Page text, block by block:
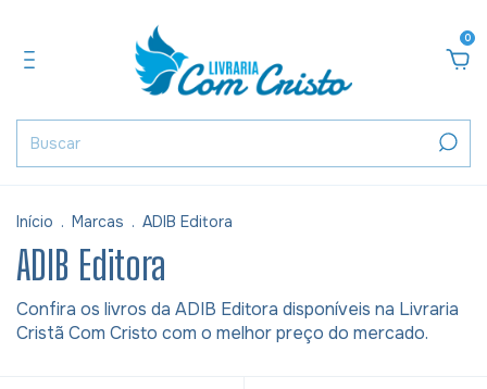
0
Início . Marcas . ADIB Editora
ADIB Editora
Confira os livros da ADIB Editora disponíveis na Livraria
Cristã Com Cristo com o melhor preço do mercado.